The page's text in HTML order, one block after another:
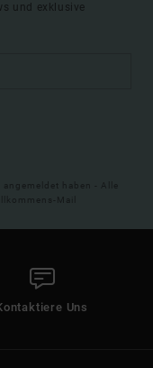
und exklusive
haben - Alle
Mail
Uns